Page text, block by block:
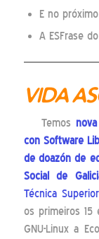
E no
A ESFrase
VIDA
Temos
con Software
de doazón de
Social de
Técnica
os primeiros 15
GNU-Linux a